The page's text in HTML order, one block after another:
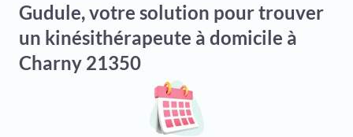
Gudule, votre solution pour trouver
un kinésithérapeute à domicile à
Charny 21350